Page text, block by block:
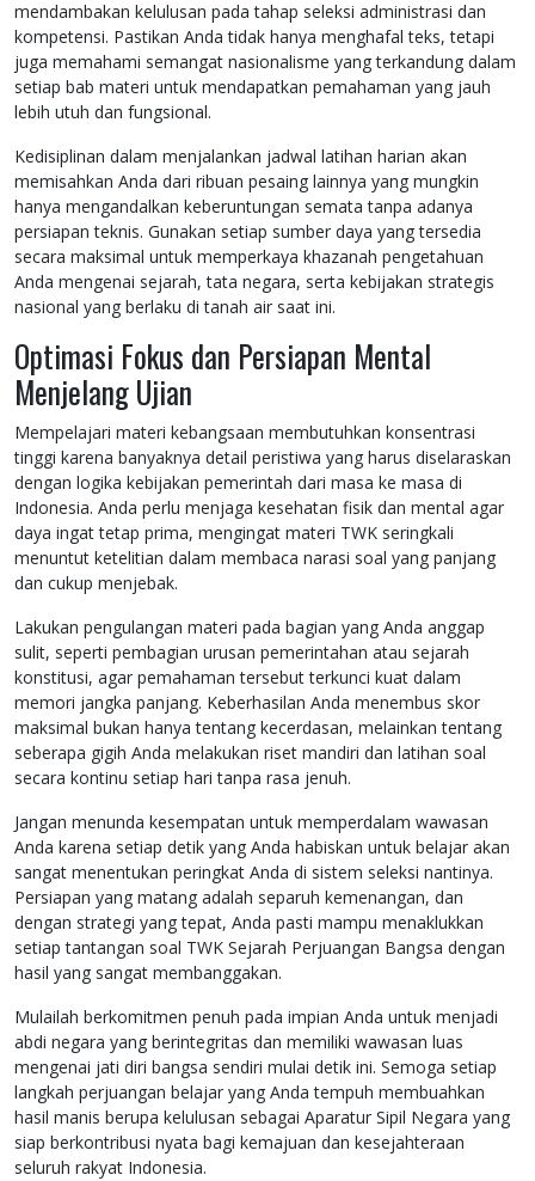
mendambakan kelulusan pada tahap seleksi administrasi dan
kompetensi. Pastikan Anda tidak hanya menghafal teks, tetapi
juga memahami semangat nasionalisme yang terkandung dalam
setiap bab materi untuk mendapatkan pemahaman yang jauh
lebih utuh dan fungsional.
Kedisiplinan dalam menjalankan jadwal latihan harian akan
memisahkan Anda dari ribuan pesaing lainnya yang mungkin
hanya mengandalkan keberuntungan semata tanpa adanya
persiapan teknis. Gunakan setiap sumber daya yang tersedia
secara maksimal untuk memperkaya khazanah pengetahuan
Anda mengenai sejarah, tata negara, serta kebijakan strategis
nasional yang berlaku di tanah air saat ini.
Optimasi Fokus dan Persiapan Mental
Menjelang Ujian
Mempelajari materi kebangsaan membutuhkan konsentrasi
tinggi karena banyaknya detail peristiwa yang harus diselaraskan
dengan logika kebijakan pemerintah dari masa ke masa di
Indonesia. Anda perlu menjaga kesehatan fisik dan mental agar
daya ingat tetap prima, mengingat materi TWK seringkali
menuntut ketelitian dalam membaca narasi soal yang panjang
dan cukup menjebak.
Lakukan pengulangan materi pada bagian yang Anda anggap
sulit, seperti pembagian urusan pemerintahan atau sejarah
konstitusi, agar pemahaman tersebut terkunci kuat dalam
memori jangka panjang. Keberhasilan Anda menembus skor
maksimal bukan hanya tentang kecerdasan, melainkan tentang
seberapa gigih Anda melakukan riset mandiri dan latihan soal
secara kontinu setiap hari tanpa rasa jenuh.
Jangan menunda kesempatan untuk memperdalam wawasan
Anda karena setiap detik yang Anda habiskan untuk belajar akan
sangat menentukan peringkat Anda di sistem seleksi nantinya.
Persiapan yang matang adalah separuh kemenangan, dan
dengan strategi yang tepat, Anda pasti mampu menaklukkan
setiap tantangan soal TWK Sejarah Perjuangan Bangsa dengan
hasil yang sangat membanggakan.
Mulailah berkomitmen penuh pada impian Anda untuk menjadi
abdi negara yang berintegritas dan memiliki wawasan luas
mengenai jati diri bangsa sendiri mulai detik ini. Semoga setiap
langkah perjuangan belajar yang Anda tempuh membuahkan
hasil manis berupa kelulusan sebagai Aparatur Sipil Negara yang
siap berkontribusi nyata bagi kemajuan dan kesejahteraan
seluruh rakyat Indonesia.